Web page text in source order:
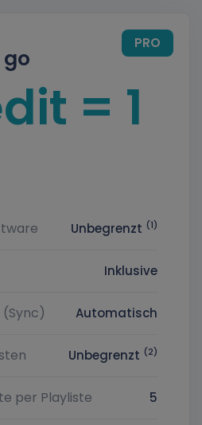
PRO
= 1
Unbegrenzt (1)
Inklusive
Automatisch
Unbegrenzt (2)
per Playliste 5